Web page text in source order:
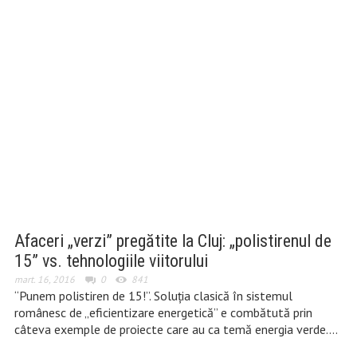
Afaceri „verzi” pregătite la Cluj: „polistirenul de
15” vs. tehnologiile viitorului
mart. 16, 2016 0 841
“Punem polistiren de 15!”. Soluţia clasică în sistemul
românesc de „eficientizare energetică” e combătută prin
câteva exemple de proiecte care au ca temă energia verde….